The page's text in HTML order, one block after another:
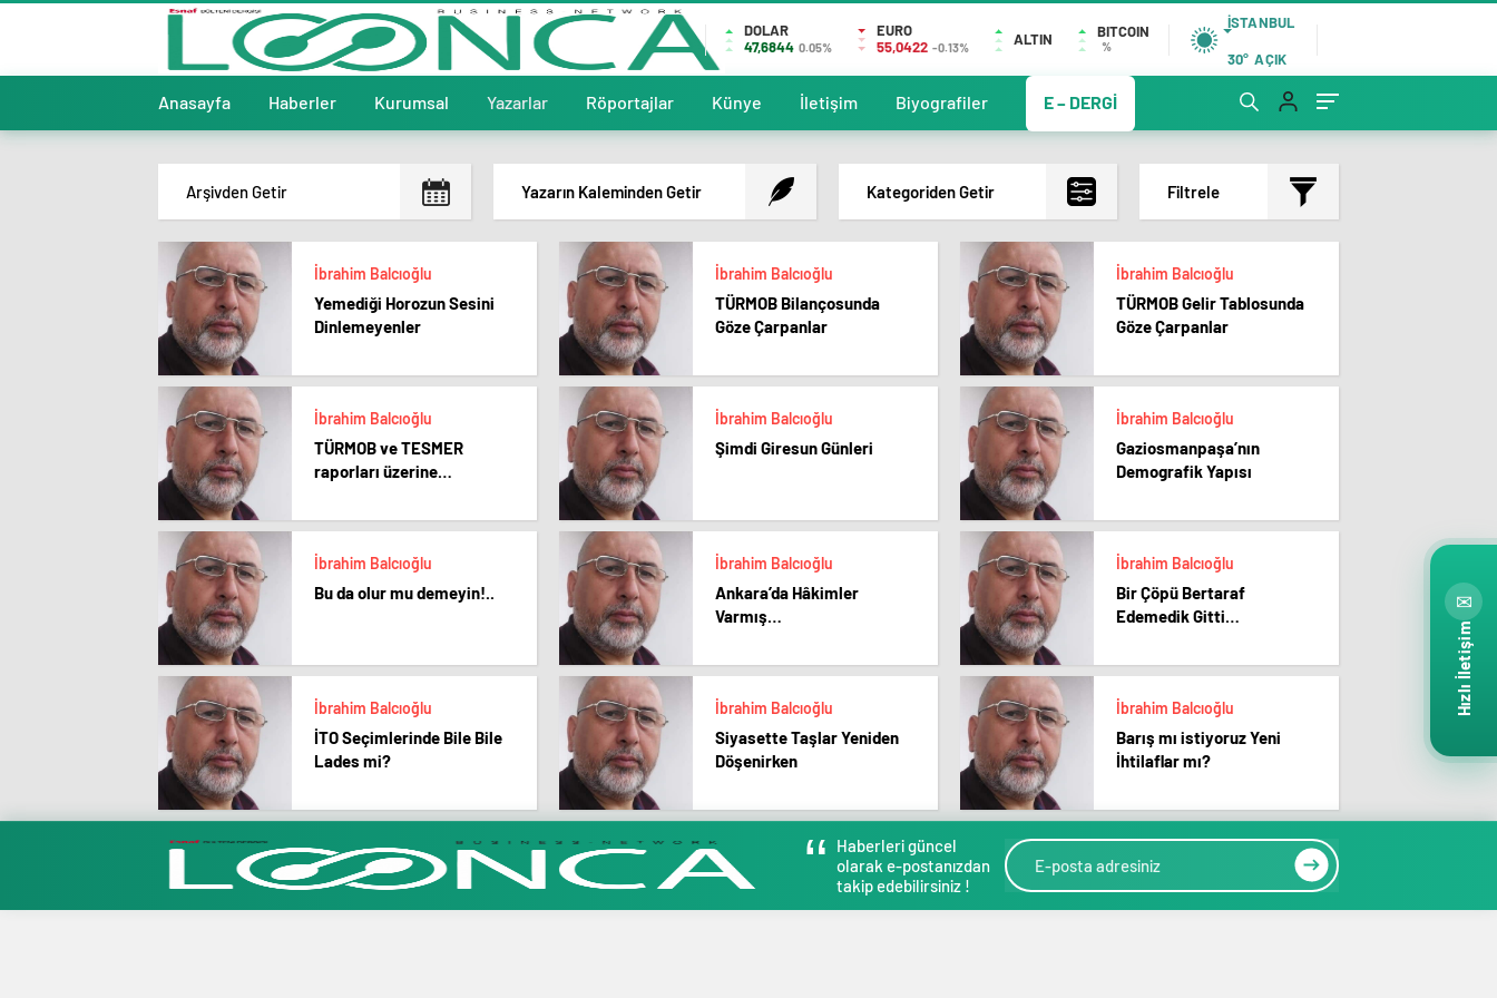
DOLAR
47,6844 0.05%
EURO
55,0422 -0.13% ALTIN BITCOIN
%
İSTANBUL
30° AÇIK
Anasayfa Haberler Kurumsal Yazarlar Röportajlar Künye İletişim Biyografiler E – DERGİ
Yazarın Kaleminden Getir Kategoriden Getir Filtrele
İbrahim Balcıoğlu
Yemediği Horozun Sesini
Dinlemeyenler
İbrahim Balcıoğlu
TÜRMOB Bilançosunda
Göze Çarpanlar
İbrahim Balcıoğlu
TÜRMOB Gelir Tablosunda
Göze Çarpanlar
İbrahim Balcıoğlu
TÜRMOB ve TESMER
raporları üzerine…
İbrahim Balcıoğlu
Şimdi Giresun Günleri
İbrahim Balcıoğlu
Gaziosmanpaşa’nın
Demografik Yapısı
İbrahim Balcıoğlu
Bu da olur mu demeyin!..
İbrahim Balcıoğlu
Ankara’da Hâkimler
Varmış…
İbrahim Balcıoğlu
Bir Çöpü Bertaraf
Edemedik Gitti…
İbrahim Balcıoğlu
İTO Seçimlerinde Bile Bile
Lades mi?
İbrahim Balcıoğlu
Siyasette Taşlar Yeniden
Döşenirken
İbrahim Balcıoğlu
Barış mı istiyoruz Yeni
İhtilaflar mı?
Haberleri güncel
olarak e-postanızdan
takip edebilirsiniz !
✉
Hızlı İletişim